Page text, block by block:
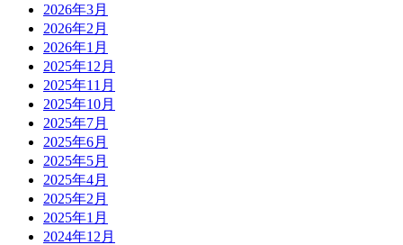
2026年3月
2026年2月
2026年1月
2025年12月
2025年11月
2025年10月
2025年7月
2025年6月
2025年5月
2025年4月
2025年2月
2025年1月
2024年12月